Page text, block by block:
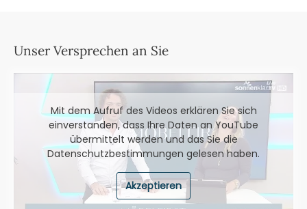
Unser Versprechen an Sie
Mit dem Aufruf des Videos erklären Sie sich
einverstanden, dass Ihre Daten an YouTube
übermittelt werden und das Sie die
Datenschutzbestimmungen gelesen haben.
Akzeptieren